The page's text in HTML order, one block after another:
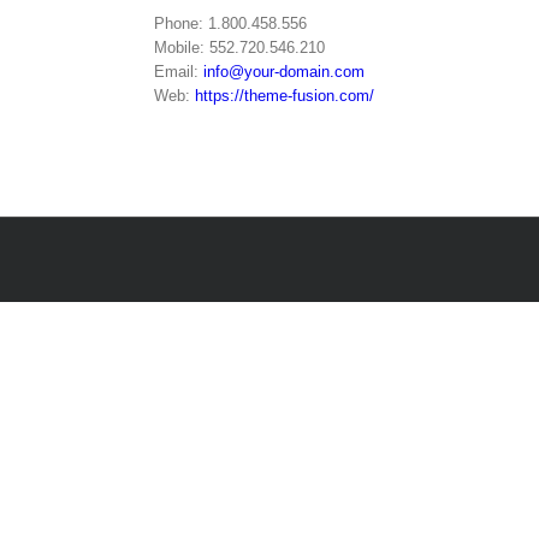
Phone: 1.800.458.556
Mobile: 552.720.546.210
Email:info@your-domain.com
Web: https://theme-fusion.com/